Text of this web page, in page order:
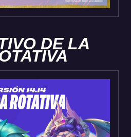
DE LA